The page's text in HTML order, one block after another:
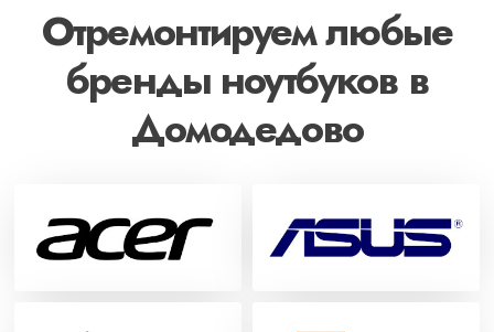
Отремонтируем любые
бренды ноутбуков в
Домодедово